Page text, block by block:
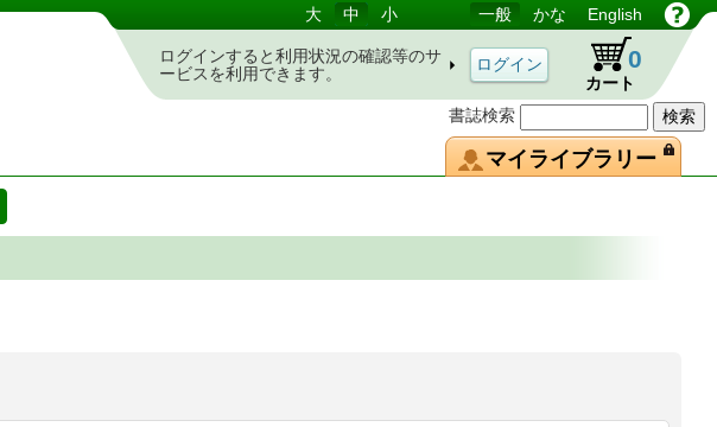
書誌検索
大 中 小 一般 かな English
ログインすると利用状況の確認等のサ
ービスを利用できます。
カート
0
マイライブラリー